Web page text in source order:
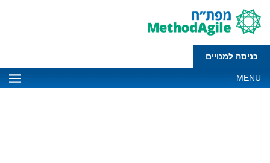
כניסה למנויים
MENU